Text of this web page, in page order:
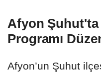
Afyon Şuhut'ta
Programı
Afyon’un Şuhut